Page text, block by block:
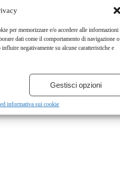
per memorizzare e/o accedere alle informazioni
dati come il comportamento di navigazione o
negativamente su alcune caratteristiche e
Gestisci opzioni
informativa sui cookie